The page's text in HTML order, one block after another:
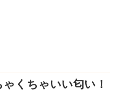
くちゃいい匂い！